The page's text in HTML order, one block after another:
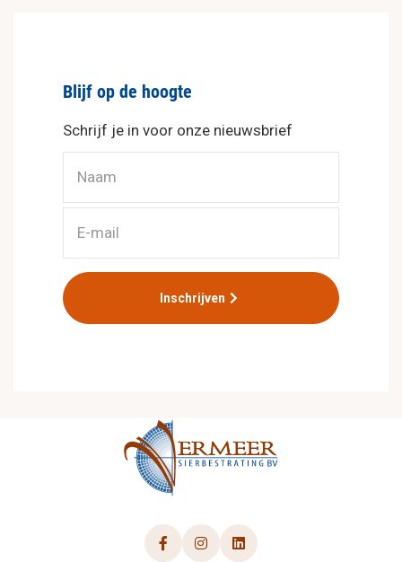
Blijf op de hoogte
Schrijf je in voor onze nieuwsbrief
Inschrijven